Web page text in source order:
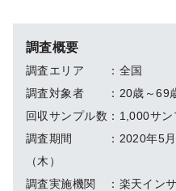
調査概要
調査エリア ：全国
調査対象者 ：20歳～69
回収サンプル数：1,000サン
調査期間 ：2020年5月
（木）
調査実施機関 ：楽天イン